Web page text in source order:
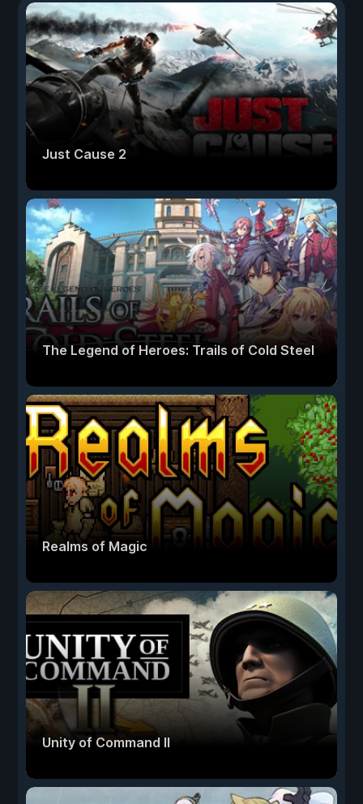
Just Cause 2
The Legend of Heroes: Trails of Cold Steel
Realms of Magic
Unity of Command II